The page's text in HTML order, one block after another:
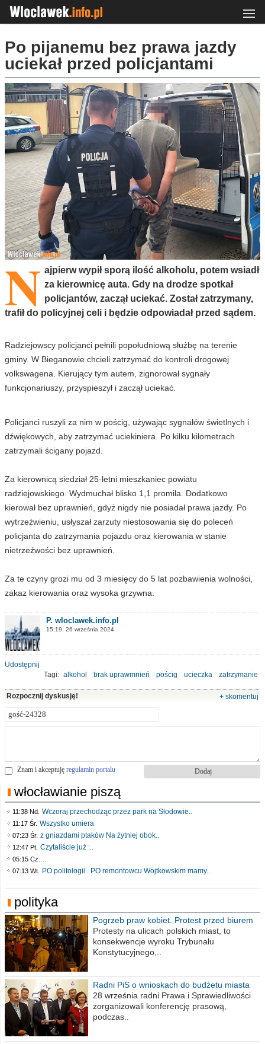
Po pijanemu bez prawa jazdy
uciekał przed policjantami
N ajpierw wypił sporą ilość alkoholu, potem wsiadł
za kierownicę auta. Gdy na drodze spotkał
policjantów, zaczął uciekać. Został zatrzymany,
trafił do policyjnej celi i będzie odpowiadał przed sądem.
Radziejowscy policjanci pełnili popołudniową służbę na terenie
gminy. W Bieganowie chcieli zatrzymać do kontroli drogowej
volkswagena. Kierujący tym autem, zignorował sygnały
funkcjonariuszy, przyspieszył i zaczął uciekać.
Policjanci ruszyli za nim w pościg, używając sygnałów świetlnych i
dźwiękowych, aby zatrzymać uciekiniera. Po kilku kilometrach
zatrzymali ścigany pojazd.
Za kierownicą siedział 25-letni mieszkaniec powiatu
radziejowskiego. Wydmuchał blisko 1,1 promila. Dodatkowo
kierował bez uprawnień, gdyż nigdy nie posiadał prawa jazdy. Po
wytrzeźwieniu, usłyszał zarzuty niestosowania się do poleceń
policjanta do zatrzymania pojazdu oraz kierowania w stanie
nietrzeźwości bez uprawnień.
Za te czyny grozi mu od 3 miesięcy do 5 lat pozbawienia wolności,
zakaz kierowania oraz wysoka grzywna.
P. wloclawek.info.pl
15:19, 26 września 2024
Udostępnij
Tagi: alkohol brak uprawmnień pościg ucieczka
zatrzymanie
policja
Rozpocznij dyskusję!
+ skomentuj
Znam i akceptuję regulamin portalu
włocławianie piszą
11:38 Nd. Wczoraj przechodząc przez park na Słodowie..
11:17 Śr. Wszystko umiera
07:23 Śr. z gniazdami ptaków Na żytniej obok..
12:47 Pt. Czytaliście już :..
05:15 Cz. ..
07:13 Wt. PO politologii . PO remontowcu Wojtkowskim mamy..
polityka
Pogrzeb praw kobiet. Protest przed biurem
poselskim PiS
Protesty na ulicach polskich miast, to
konsekwencje wyroku Trybunału
Konstytucyjnego,..
Radni PiS o wnioskach do budżetu miasta
na 2021 rok
28 września radni Prawa i Sprawiedliwości
zorganizowali konferencję prasową,
podczas..